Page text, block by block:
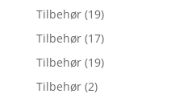
Tilbehør (19)
Tilbehør (17)
Tilbehør (19)
Tilbehør (2)